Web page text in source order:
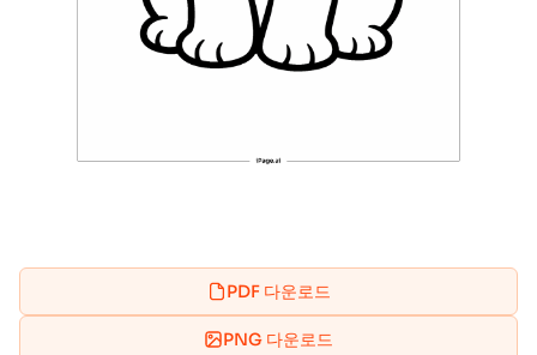
PDF 다운로드
PNG 다운로드